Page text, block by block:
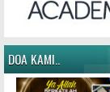
DOA KAMI..